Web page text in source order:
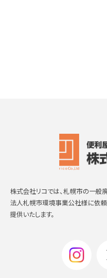
株式会社リコでは、札幌市の一般
法人札幌市環境事業公社様に依
提供いたします。